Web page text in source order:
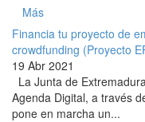
Más
Financia tu proyecto de
crowdfunding (Proyecto
19 Abr 2021
La Junta de
Agenda Digital, a través
pone en marcha un...